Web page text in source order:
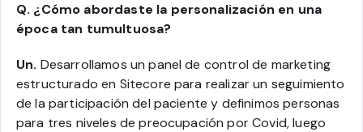
Q. ¿Cómo abordaste la personalización en una
época tan tumultuosa?
Un. Desarrollamos un panel de control de marketing
estructurado en Sitecore para realizar un seguimiento
de la participación del paciente y definimos personas
para tres niveles de preocupación por Covid, luego